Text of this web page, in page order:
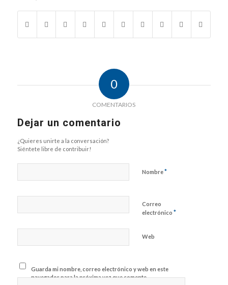
0
COMENTARIOS
Dejar un comentario
¿Quieres unirte a la conversación?
Siéntete libre de contribuir!
Nombre*
Correo
electrónico *
Web
Guarda mi nombre, correo electrónico y web en este
navegador para la próxima vez que comente.